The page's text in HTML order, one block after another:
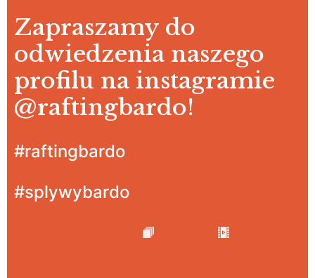
Zapraszamy do
odwiedzenia naszego
profilu na instagramie
@raftingbardo!
#raftingbardo
#splywybardo